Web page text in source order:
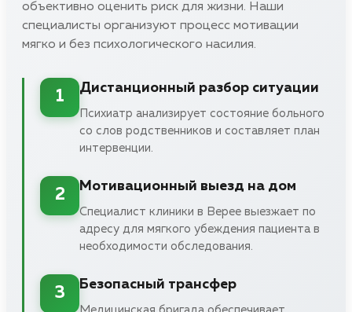
объективно оценить риск для жизни. Наши
специалисты организуют процесс мотивации
мягко и без психологического насилия.
1
Дистанционный разбор ситуации
Психиатр анализирует состояние больного
со слов родственников и составляет план
интервенции.
2
Мотивационный выезд на дом
Специалист клиники в Верее выезжает по
адресу для мягкого убеждения пациента в
необходимости обследования.
3
Безопасный трансфер